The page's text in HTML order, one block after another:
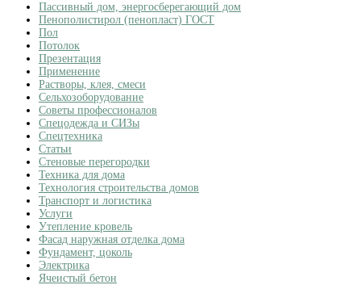
Пассивный дом, энергосберегающий дом
Пенополистирол (пенопласт) ГОСТ
Пол
Потолок
Презентация
Применение
Растворы, клея, смеси
Сельхозоборудование
Советы профессионалов
Спецодежда и СИЗы
Спецтехника
Статьи
Стеновые перегородки
Техника для дома
Технология строительства домов
Транспорт и логистика
Услуги
Утепление кровель
Фасад наружная отделка дома
Фундамент, цоколь
Электрика
Ячеистый бетон